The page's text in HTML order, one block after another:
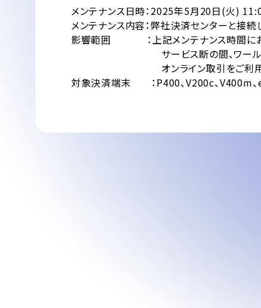
メンテナンス日時：2025年5月20日(火)
メンテナンス内容：弊社決済センターと接
影響範囲 ：上記メンテナンス時間におい
サービス断の間、ワールドライ
オンライン取引をご利用いた
対象決済端末 ：P400、V200c、V400m